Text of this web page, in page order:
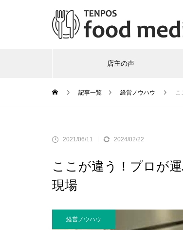
店主の声
記事一覧 経営ノウハウ こ
2021/06/11 2024/02/22
ここが違う！プロが
現場
経営ノウハウ